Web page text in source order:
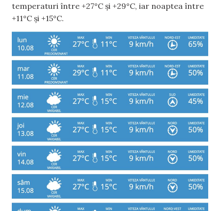
temperaturi între +27°C și +29°C, iar noaptea între
+11°C și +15°C.